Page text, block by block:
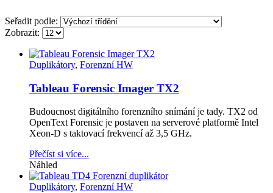
Seřadit podle:
Zobrazit:
Duplikátory, Forenzní HW
Tableau Forensic Imager TX2
Budoucnost digitálního forenzního snímání je tady. TX2 od
OpenText Forensic je postaven na serverové platformě Intel
Xeon-D s taktovací frekvencí až 3,5 GHz.
Přečíst si více...
Náhled
Duplikátory, Forenzní HW